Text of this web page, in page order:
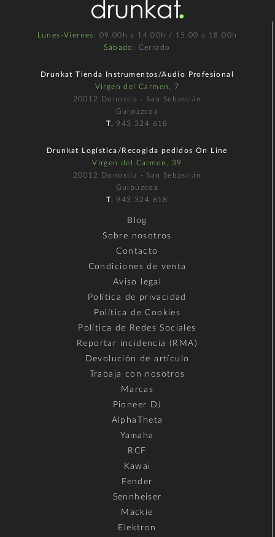
Lunes-Viernes : 09.00h a 14.00h / 15.00 a 18.00h
Sábado : Cerrado
Drunkat Tienda Instrumentos/Audio Profesional
Virgen del Carmen, 7
20012 Donostia - San Sebastián
Guipúzcoa
T. 943 324 618
Drunkat Logística/Recogida pedidos On Line
Virgen del Carmen, 39
20012 Donostia - San Sebastián
Guipúzcoa
T. 943 324 618
Blog
Sobre nosotros
Contacto
Condiciones de venta
Aviso legal
Política de privacidad
Política de Cookies
Política de Redes Sociales
Reportar incidencia (RMA)
Devolución de artículo
Trabaja con nosotros
Marcas
Pioneer DJ
AlphaTheta
Yamaha
RCF
Kawai
Fender
Sennheiser
Mackie
Elektron